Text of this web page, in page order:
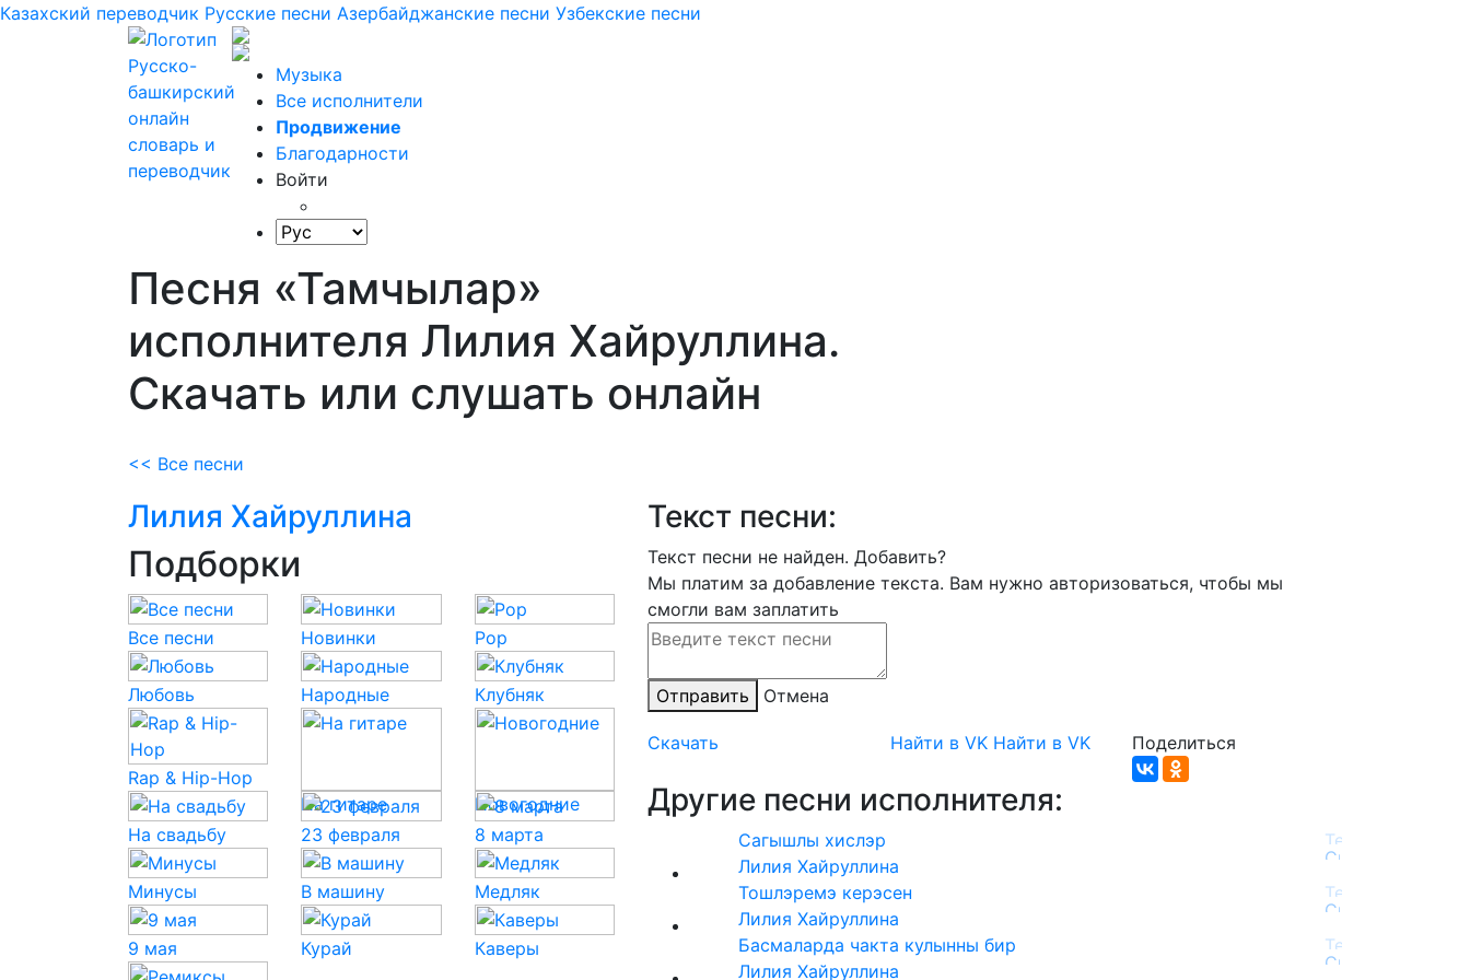
Казахский переводчик Русские песни Азербайджанские песни Узбекские песни
Музыка
Все исполнители
Продвижение
Благодарности
Войти
Песня «Тамчылар»
исполнителя Лилия Хайруллина.
Скачать или слушать онлайн
<< Все песни
Текст песни:
Текст песни не найден. Добавить?
Мы платим за добавление текста. Вам нужно авторизоваться, чтобы мы
смогли вам заплатить
Отправить Отмена
Скачать Найти в VK Найти в VK Поделиться
Другие песни исполнителя:
Сагышлы хислэр
Лилия Хайруллина
Тошлэремэ керэсен
Лилия Хайруллина
Басмаларда чакта кулынны бир
Лилия Хайруллина
Лилия Хайруллина
Подборки
Все песни Новинки Pop
Любовь Народные Клубняк
Rap & Hip-Hop
На гитаре
Новогодние
На свадьбу
23 февраля 8 марта
Минусы В машину Медляк
9 мая Курай Каверы